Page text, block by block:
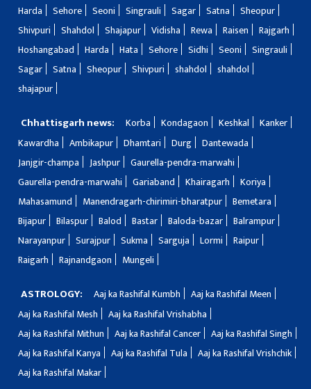
Harda
Sehore Seoni Singrauli Sagar Satna
Sheopur
Shivpuri
Shahdol Shajapur Vidisha Rewa Raisen
Rajgarh
Hoshangabad
Harda Hata Sehore Sidhi Seoni
Singrauli
Sagar
Satna Sheopur Shivpuri shahdol
shahdol
shajapur
Chhattisgarh news: Korba Kondagaon Keshkal
Kanker
Kawardha
Ambikapur Dhamtari Durg
Dantewada
Janjgir-champa
Jashpur
Gaurella-pendra-marwahi
Gaurella-pendra-marwahi
Gariaband Khairagarh
Koriya
Mahasamund
Manendragarh-chirimiri-bharatpur
Bemetara
Bijapur
Bilaspur Balod Bastar Baloda-bazar
Balrampur
Narayanpur
Surajpur Sukma Sarguja Lormi
Raipur
Raigarh
Rajnandgaon Mungeli
ASTROLOGY: Aaj ka Rashifal Kumbh
Aaj ka Rashifal Meen
Aaj ka Rashifal Mesh
Aaj ka Rashifal Vrishabha
Aaj ka Rashifal Mithun
Aaj ka Rashifal Cancer
Aaj ka Rashifal Singh
Aaj ka Rashifal Kanya
Aaj ka Rashifal Tula
Aaj ka Rashifal Vrishchik
Aaj ka Rashifal Makar